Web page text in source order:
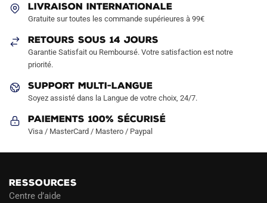
choisies
la
page
produit
page
LIVRAISON INTERNATIONALE
Gratuite sur toutes les commande supérieures à 99€
RETOURS SOUS 14 JOURS
Garantie Satisfait ou Remboursé. Votre satisfaction est notre
priorité.
SUPPORT MULTI-LANGUE
Soyez assisté dans la Langue de votre choix, 24/7.
Paiements 100% Sécurisé
Visa / MasterCard / Mastero / Paypal
RESSOURCES
Centre d’aide